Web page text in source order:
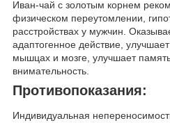
Иван-чай с золотым корнем
физическом переутомлении,
расстройствах у мужчин.
адаптогенное действие,
мышцах и мозге, улучшает
внимательность.
Противопоказания:
Индивидуальная